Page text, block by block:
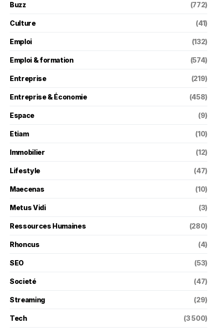
Buzz (772)
Culture (41)
Emploi (132)
Emploi & formation (574)
Entreprise (219)
Entreprise & Économie (458)
Espace (9)
Etiam (10)
Immobilier (12)
Lifestyle (47)
Maecenas (10)
Metus Vidi (3)
Ressources Humaines (280)
Rhoncus (4)
SEO (53)
Societé (47)
Streaming (29)
Tech (3 500)